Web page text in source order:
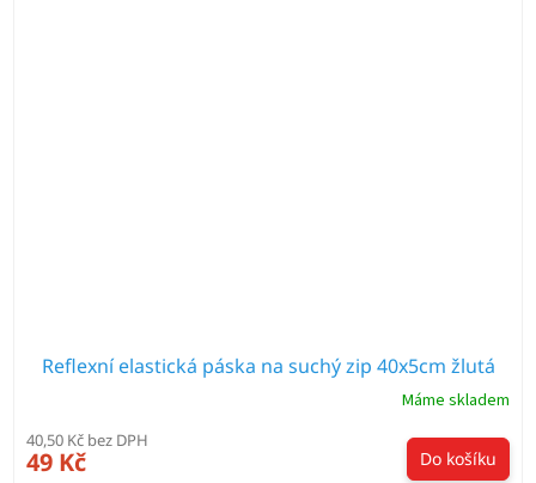
Reflexní elastická páska na suchý zip 40x5cm žlutá
Máme skladem
40,50 Kč bez DPH
49 Kč Do košíku